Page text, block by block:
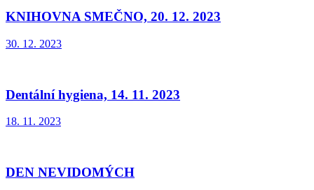
KNIHOVNA SMEČNO, 20. 12. 2023
30. 12. 2023
Dentální hygiena, 14. 11. 2023
18. 11. 2023
DEN NEVIDOMÝCH